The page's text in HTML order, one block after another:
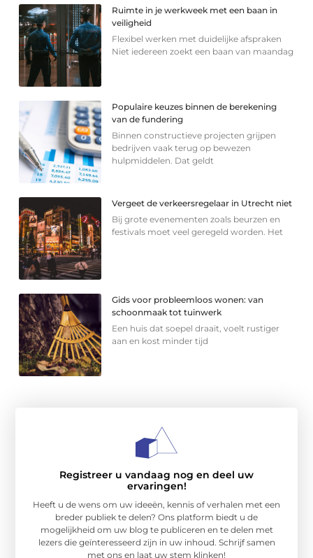
Ruimte in je werkweek met een baan in
veiligheid
Flexibel werken met duidelijke afspraken
Niet iedereen zoekt een baan van maandag
Populaire keuzes binnen de berekening
van de fundering
Binnen constructieve projecten grijpen
bedrijven vaak terug op bewezen
hulpmiddelen. Dat geldt
Vergeet de verkeersregelaar in Utrecht niet
Bij grote evenementen zoals beurzen en
festivals moet veel geregeld worden. Het
Gids voor probleemloos wonen: van
schoonmaak tot tuinwerk
Een huis dat soepel draait, voelt rustiger
aan en kost minder tijd
Registreer u vandaag nog en deel uw
ervaringen!
Heeft u de wens om uw ideeën, kennis of verhalen met een
breder publiek te delen? Ons platform biedt u de
mogelijkheid om uw blog te publiceren en te delen met
lezers die geïnteresseerd zijn in uw inhoud. Schrijf samen
met ons en laat uw stem klinken!